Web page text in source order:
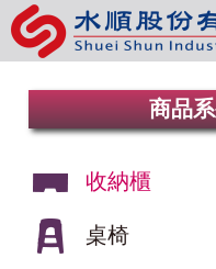
商品
收納櫃
桌椅